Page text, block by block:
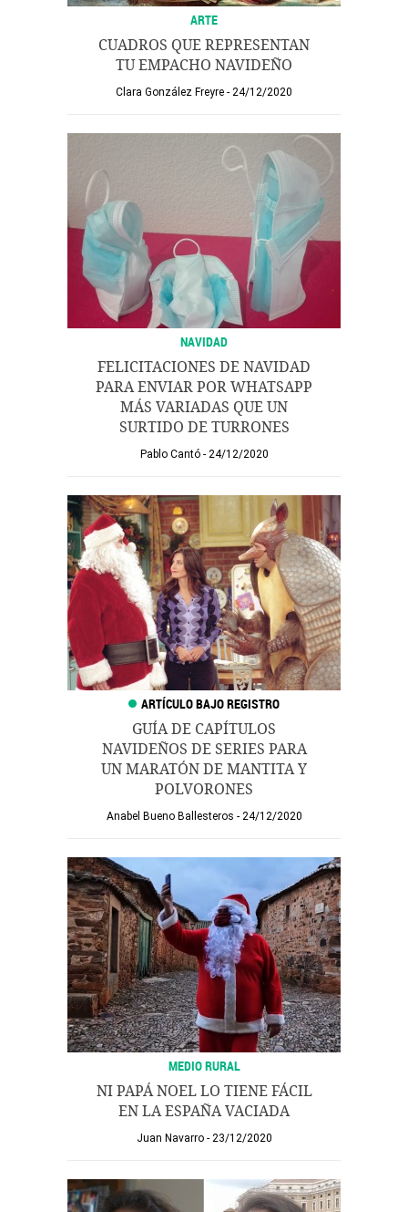
ARTE
CUADROS QUE REPRESENTAN
TU EMPACHO NAVIDEÑO
Clara González Freyre 24/12/2020
NAVIDAD
FELICITACIONES DE NAVIDAD
PARA ENVIAR POR WHATSAPP
MÁS VARIADAS QUE UN
SURTIDO DE TURRONES
Pablo Cantó 24/12/2020
GUÍA DE CAPÍTULOS
NAVIDEÑOS DE SERIES PARA
UN MARATÓN DE MANTITA Y
POLVORONES
Anabel Bueno Ballesteros 24/12/2020
MEDIO RURAL
NI PAPÁ NOEL LO TIENE FÁCIL
EN LA ESPAÑA VACIADA
Juan Navarro 23/12/2020